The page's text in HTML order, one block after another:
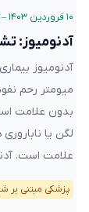
۱۰ فروردین ۱۴۰۳ – ۰۹:۳۶
آدنومیوز:
آدنومیوز
میومتر رحم
بدون علامت
لگن یا
علامت است.
پزشکی مبتنی بر